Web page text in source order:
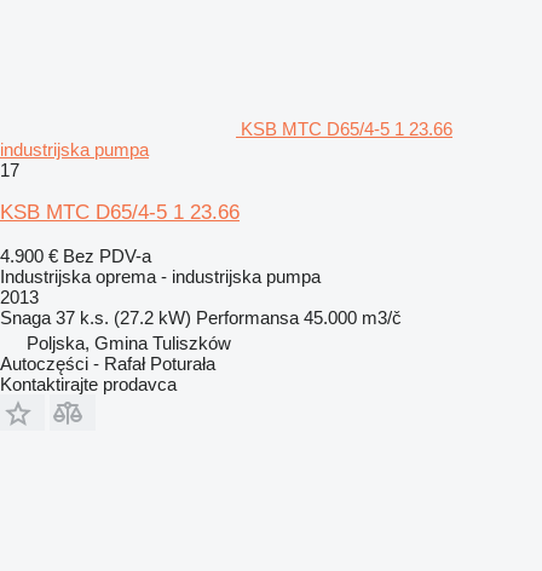
KSB MTC D65/4-5 1 23.66
industrijska pumpa
17
KSB MTC D65/4-5 1 23.66
4.900 € Bez PDV-a
Industrijska oprema - industrijska pumpa
2013
Snaga 37 k.s. (27.2 kW) Performansa 45.000 m3/č
Poljska, Gmina Tuliszków
Autoczęści - Rafał Poturała
Kontaktirajte prodavca